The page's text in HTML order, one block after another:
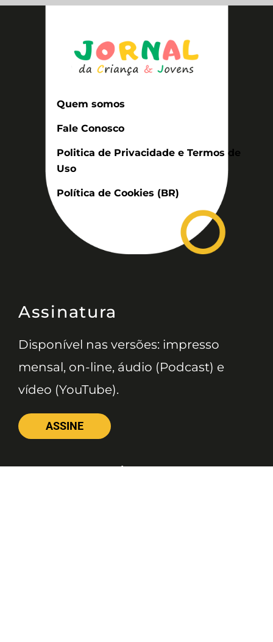
Quem somos
Fale Conosco
Politica de Privacidade e Termos de
Uso
Política de Cookies (BR)
Assinatura
Disponível nas versões: impresso
mensal, on-line, áudio (Podcast) e
vídeo (YouTube).
ASSINE
Nossas Redes